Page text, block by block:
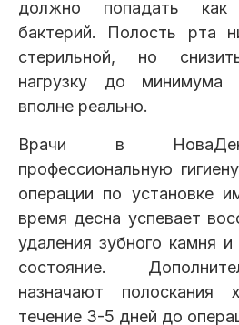
должно попадать
бактерий. Полость рта
стерильной, но
нагрузку до минимума
вполне реально.
Врачи в
профессиональную
операции по установке
время десна успевает
удаления зубного камня
состояние.
назначают полоскания
течение 3-5 дней до